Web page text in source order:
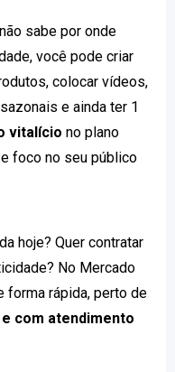
sabe por onde
você pode criar
colocar vídeos,
e ainda ter 1
vitalício no plano
foco no seu público
hoje? Quer contratar
No Mercado
forma rápida, perto de
com atendimento